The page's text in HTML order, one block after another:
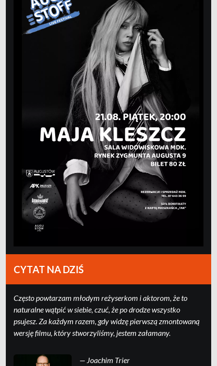
CYTAT NA DZIŚ
Często powtarzam młodym reżyserkom i aktorom, że to
naturalne wątpić w siebie, czuć, że po drodze wszystko
psujesz. Za każdym razem, gdy widzę pierwszą zmontowaną
wersję filmu, który stworzyliśmy, jestem załamany.
— Joachim Trier